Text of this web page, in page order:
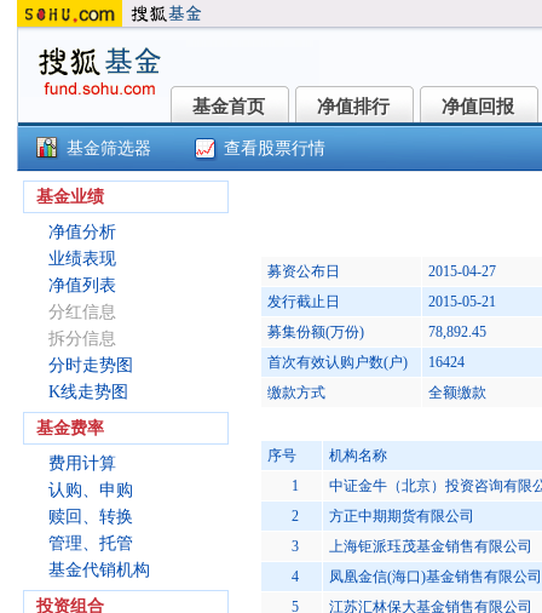
基金首页
基金首页 净值排行
净值排行 净值回报
净值回报
基金筛选器 查看股票行情
基金业绩
净值分析
业绩表现
净值列表
分红信息
拆分信息
分时走势图
K线走势图
基金费率
费用计算
认购、申购
赎回、转换
管理、托管
基金代销机构
投资组合
募资公布日
2015-04-27
发行截止日
2015-05-21
募集份额(万份)
78,892.45
首次有效认购户数(户)
16424
缴款方式
全额缴款
序号
机构名称
1
中证金牛（北京）投资咨询有限
2
方正中期期货有限公司
3
上海钜派珏茂基金销售有限公司
4
凤凰金信(海口)基金销售有限公司
5
江苏汇林保大基金销售有限公司